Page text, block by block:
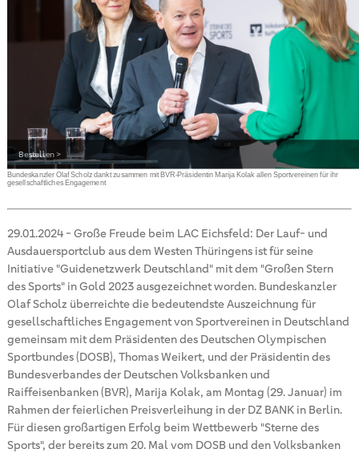
Bestellen >
Bundeskanzler Olaf Scholz dankt zusammen mit BVR-Präsidentin Marija Kolak allen Sportvereinen für ihr
gesellschaftliches Engagement
29.01.2024- Große Freude beim LAC Eichsfeld: Der Lauf- und
Ausdauersportclub aus dem Westen Thüringens ist für seine
Initiative "Guidenetzwerk Deutschland" mit dem "Großen Stern
des Sports" in Gold 2023 ausgezeichnet worden. Bundeskanzler
Olaf Scholz überreichte die bedeutendste Auszeichnung für
gesellschaftliches Engagement von Sportvereinen in Deutschland
gemeinsam mit dem Präsidenten des Deutschen Olympischen
Sportbundes (DOSB), Thomas Weikert, und der Präsidentin des
Bundesverbandes der Deutschen Volksbanken und
Raiffeisenbanken (BVR), Marija Kolak, am Montag (29. Januar) im
Rahmen der feierlichen Preisverleihung in der DZ BANK in Berlin.
Für diesen großartigen Erfolg beim Wettbewerb "Sterne des
Sports", der bereits zum 20. Mal vom DOSB und den Volksbanken